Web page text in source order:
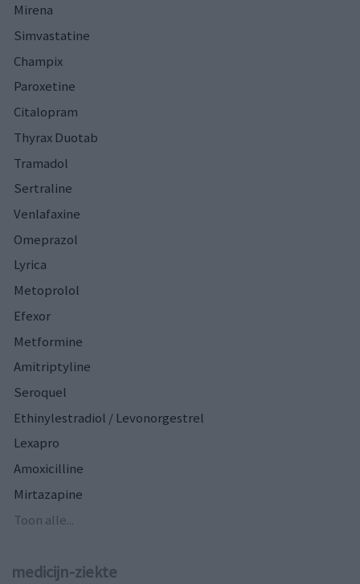
Mirena
Simvastatine
Champix
Paroxetine
Citalopram
Thyrax Duotab
Tramadol
Sertraline
Venlafaxine
Omeprazol
Lyrica
Metoprolol
Efexor
Metformine
Amitriptyline
Seroquel
Ethinylestradiol / Levonorgestrel
Lexapro
Amoxicilline
Mirtazapine
Toon alle...
medicijn-ziekte